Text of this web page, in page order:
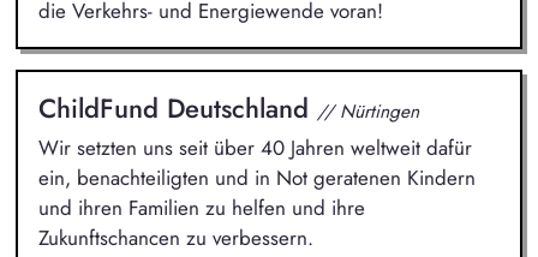
die Verkehrs- und Energiewende voran!
ChildFund Deutschland // Nürtingen
Wir setzten uns seit über 40 Jahren weltweit dafür
ein, benachteiligten und in Not geratenen Kindern
und ihren Familien zu helfen und ihre
Zukunftschancen zu verbessern.